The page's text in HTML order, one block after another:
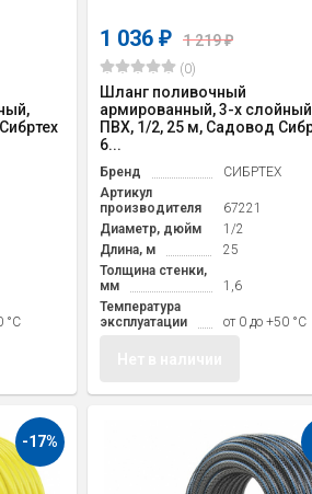
°С
1 036 ₽ 1 219₽
(0)
Шланг поливочный
армированный, 3-х
ПВХ, 1/2, 25 м, Садовод
6...
Бренд
СИБРТЕХ
Артикул
производителя
67221
Диаметр, дюйм
1/2
Длина, м
25
Толщина стенки,
мм
1,6
Температура
эксплуатации
от 0 до +50 °С
-17%